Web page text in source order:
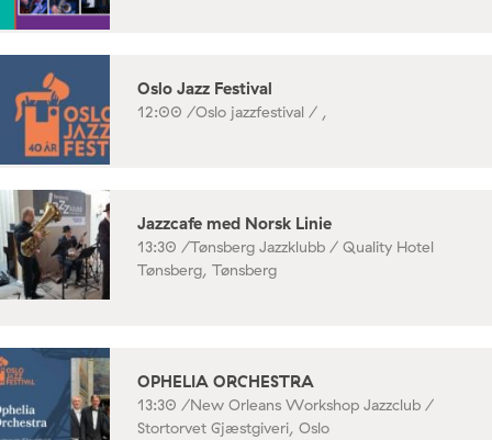
Oslo Jazz Festival
12:00 /Oslo jazzfestival / ,
Jazzcafe med Norsk Linie
13:30 /Tønsberg Jazzklubb / Quality Hotel
Tønsberg, Tønsberg
OPHELIA ORCHESTRA
13:30 /New Orleans Workshop Jazzclub /
Stortorvet Gjæstgiveri, Oslo